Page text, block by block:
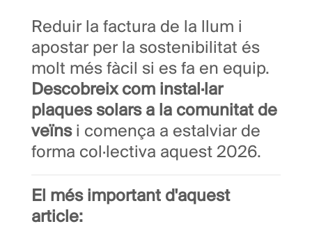
Reduir la factura de la llum i
apostar per la sostenibilitat és
molt més fàcil si es fa en equip.
Descobreix com instal·lar
plaques solars a la comunitat de
veïnsi comença a estalviar de
forma col·lectiva aquest 2026.
El més important d'aquest
article: